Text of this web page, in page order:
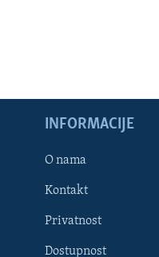
Learning English
INFORMACIJE
O nama
Kontakt
Privatnost
Dostupnost